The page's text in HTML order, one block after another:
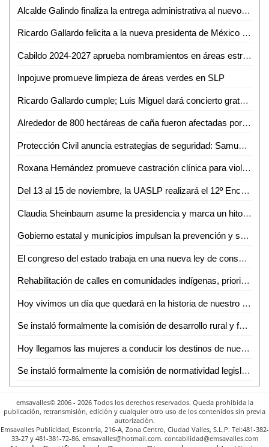
Alcalde Galindo finaliza la entrega administrativa al nuevo municipio de Villa de Pozos
Ricardo Gallardo felicita a la nueva presidenta de México Claudia Sheinbaum
Cabildo 2024-2027 aprueba nombramientos en áreas estructurales del Gobierno de la Capital
Inpojuve promueve limpieza de áreas verdes en SLP
Ricardo Gallardo cumple; Luis Miguel dará concierto gratuito en la Arena Potosí
Alrededor de 800 hectáreas de caña fueron afectadas por lluvias en Ciudad Valles: Eduardo Martínez Morales
Protección Civil anuncia estrategias de seguridad: Samuel Camargo
Roxana Hernández promueve castración clínica para violadores como medida de justicia de bienestar
Del 13 al 15 de noviembre, la UASLP realizará el 12º Encuentro de Jóvenes Investigadores del Estado de San Luis Potosí
Claudia Sheinbaum asume la presidencia y marca un hito en la historia de México
Gobierno estatal y municipios impulsan la prevención y seguridad en las cuatro regiones
El congreso del estado trabaja en una nueva ley de consulta y en la construcción del presupuesto para aplicarla: Dip. Cuauhtli Badillo Moreno
Rehabilitación de calles en comunidades indígenas, prioridad en Tamuín: Marcelino Bautista
Hoy vivimos un día que quedará en la historia de nuestro país, al asumir el mando de México la doctora Claudia Sheinbaum
Se instaló formalmente la comisión de desarrollo rural y forestal de la LXIV legislatura
Hoy llegamos las mujeres a conducir los destinos de nuestra hermosa nación: presidenta Claudia Sheinbaum
Se instaló formalmente la comisión de normatividad legislativa y prácticas parlamentarias de la LXIV legislatura
emsavalles© 2006 - 2026 Todos los derechos reservados. Queda prohibida la
publicación, retransmisión, edición y cualquier otro uso de los contenidos sin previa
autorización.
Emsavalles Publicidad, Escontría, 216-A, Zona Centro, Ciudad Valles, S.L.P. Tel:481-382-
33-27 y 481-381-72-86. emsavalles@hotmail.com. contabilidad@emsavalles.com